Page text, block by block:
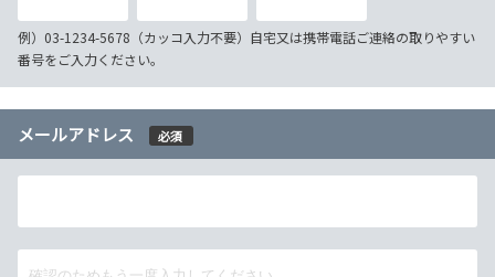
例）03-1234-5678（カッコ入力不要）自宅又は携帯電話ご連絡の取りやすい
番号をご入力ください。
メールアドレス 必須